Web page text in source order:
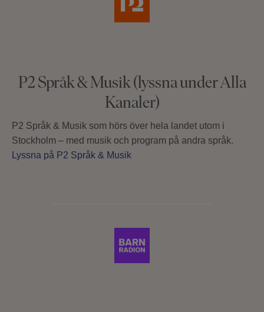
P2 Språk & Musik (lyssna under Alla
Kanaler)
P2 Språk & Musik som hörs över hela landet utom i
Stockholm – med musik och program på andra språk.
Lyssna på P2 Språk & Musik